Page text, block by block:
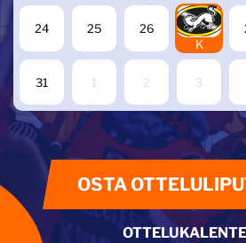
24 25 26
27
K
31 1 2 3
OSTA